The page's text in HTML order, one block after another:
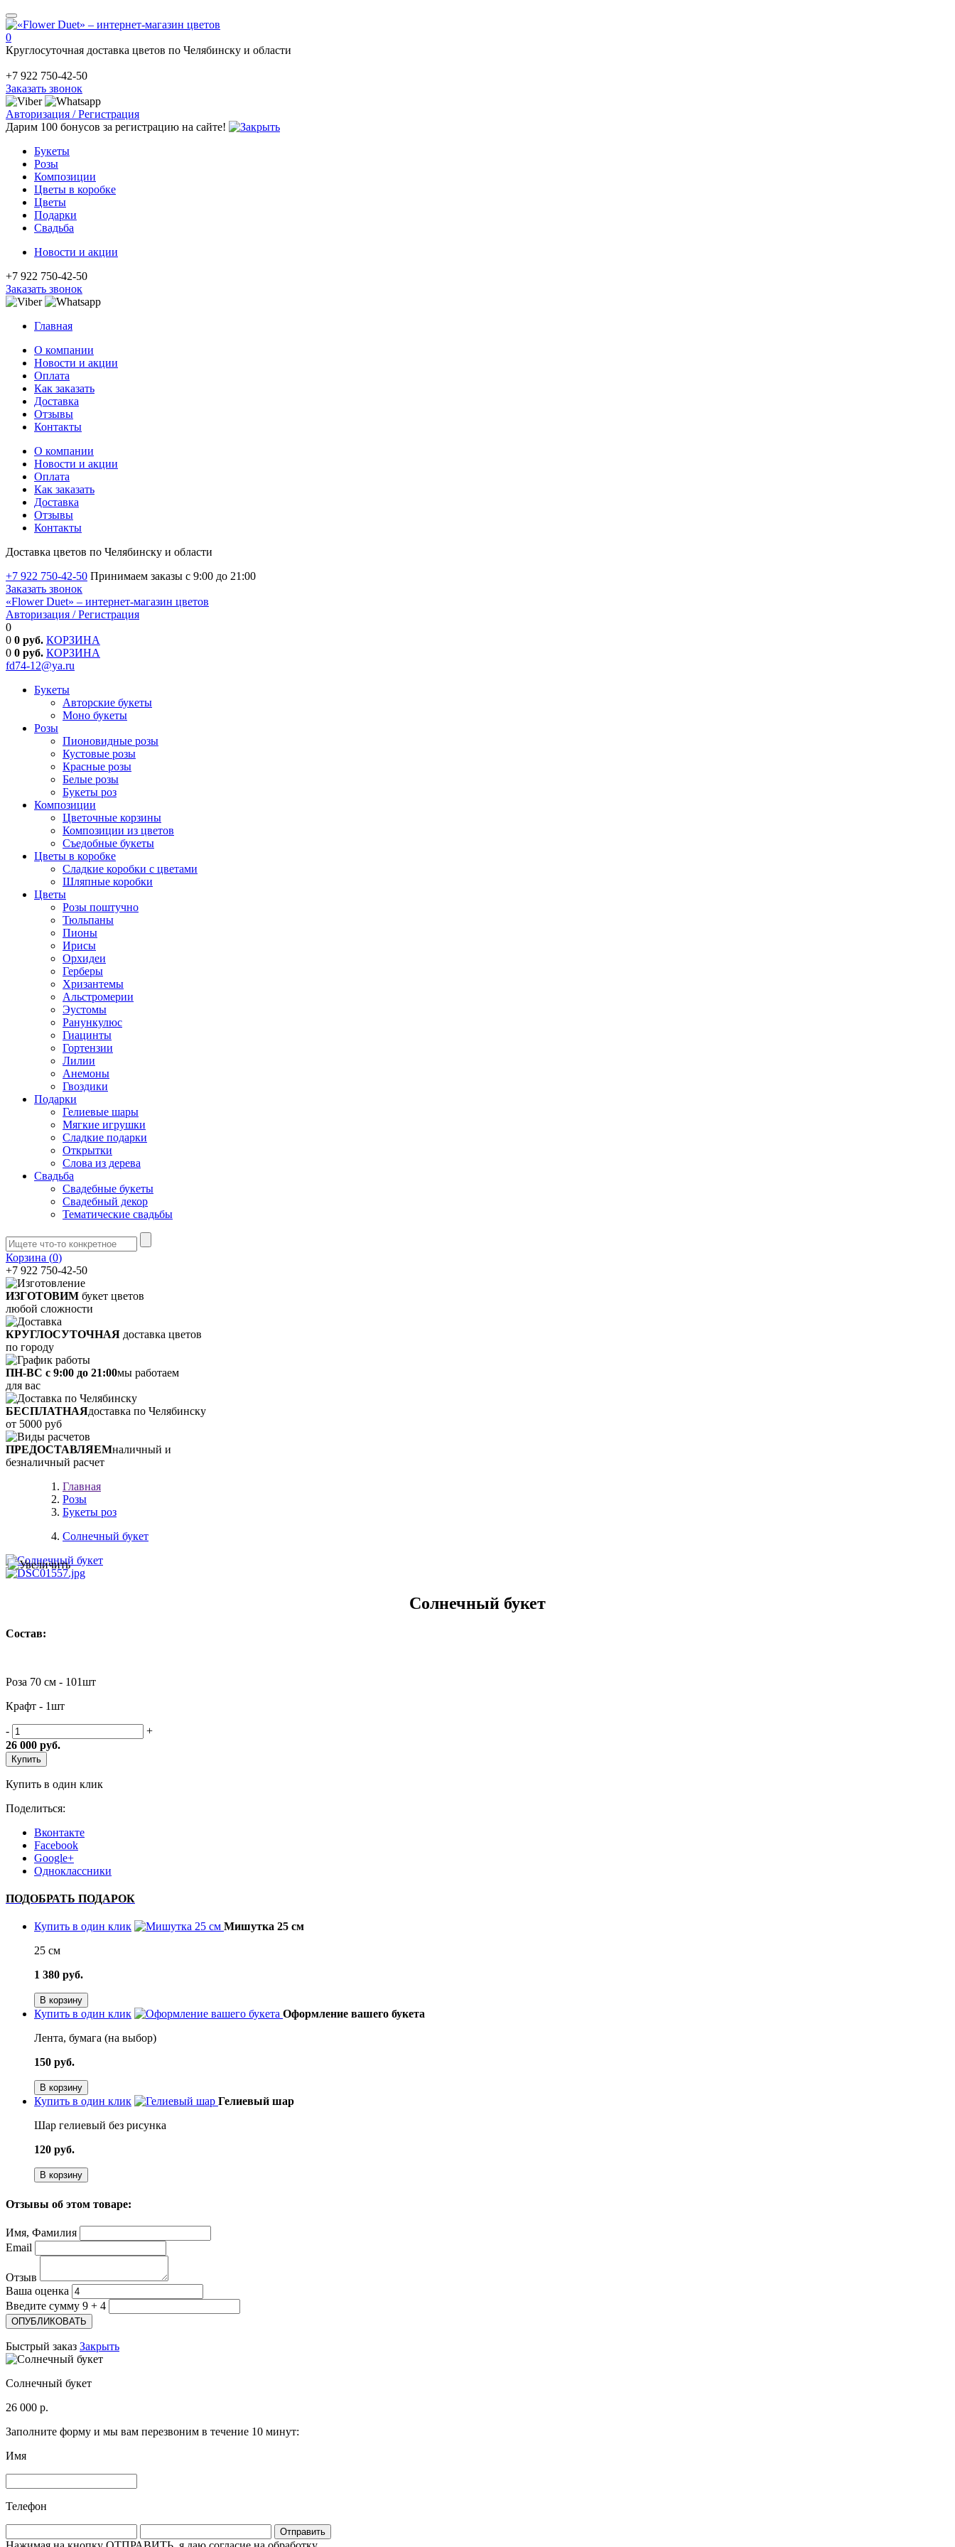
0
Круглосуточная доставка цветов по Челябинску и области
+7 922 750-42-50
Заказать звонок
Авторизация / Регистрация
Дарим 100 бонусов за регистрацию на сайте!
Букеты
Розы
Композиции
Цветы в коробке
Цветы
Подарки
Свадьба
Новости и акции
+7 922 750-42-50
Заказать звонок
Главная
О компании
Новости и акции
Оплата
Как заказать
Доставка
Отзывы
Контакты
О компании
Новости и акции
Оплата
Как заказать
Доставка
Отзывы
Контакты
Доставка цветов по Челябинску и области
+7 922 750-42-50 Принимаем заказы с 9:00 до 21:00
Заказать звонок
«Flower Duet» – интернет-магазин цветов
Авторизация / Регистрация
0
0 0 руб. КОРЗИНА
0 0 руб. КОРЗИНА
fd74-12@ya.ru
Букеты
Авторские букеты
Моно букеты
Розы
Пионовидные розы
Кустовые розы
Красные розы
Белые розы
Букеты роз
Композиции
Цветочные корзины
Композиции из цветов
Съедобные букеты
Цветы в коробке
Сладкие коробки с цветами
Шляпные коробки
Цветы
Розы поштучно
Тюльпаны
Пионы
Ирисы
Орхидеи
Герберы
Хризантемы
Альстромерии
Эустомы
Ранункулюс
Гиацинты
Гортензии
Лилии
Анемоны
Гвоздики
Подарки
Гелиевые шары
Мягкие игрушки
Сладкие подарки
Открытки
Слова из дерева
Свадьба
Свадебные букеты
Свадебный декор
Тематические свадьбы
Корзина (0)
+7 922 750-42-50
ИЗГОТОВИМ букет цветов
любой сложности
КРУГЛОСУТОЧНАЯ доставка цветов
по городу
ПН-ВС с 9:00 до 21:00мы работаем
для вас
БЕСПЛАТНАЯдоставка по Челябинску
от 5000 руб
ПРЕДОСТАВЛЯЕМналичный и
безналичный расчет
Главная
Розы
Букеты роз
Солнечный букет
Солнечный букет
Состав:
Роза 70 см - 101шт
Крафт - 1шт
-
+
26 000 руб.
Купить
Купить в один клик
Поделиться:
Вконтакте
Facebook
Google+
Одноклассники
ПОДОБРАТЬ ПОДАРОК
Купить в один клик
Мишутка 25 см
25 см
1 380 руб.
В корзину
Купить в один клик
Оформление вашего букета
Лента, бумага (на выбор)
150 руб.
В корзину
Купить в один клик
Гелиевый шар
Шар гелиевый без рисунка
120 руб.
В корзину
Отзывы об этом товаре:
Имя, Фамилия
Email
Отзыв
Ваша оценка
Введите сумму 9 + 4
Быстрый заказ Закрыть
Солнечный букет
26 000 р.
Заполните форму и мы вам перезвоним в течение 10 минут:
Имя
Телефон
Отправить